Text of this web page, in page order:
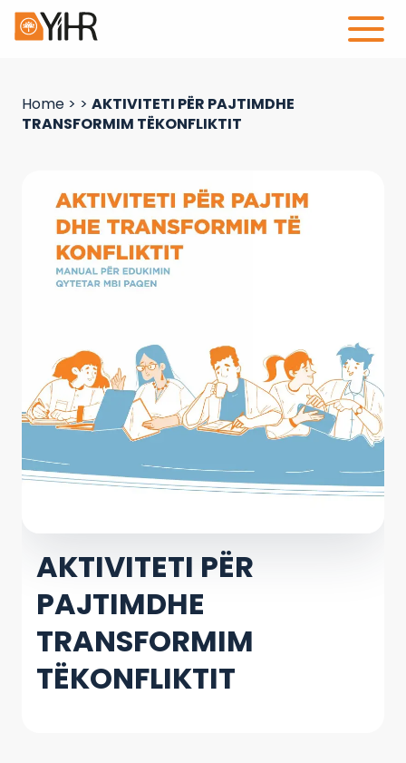
Home > > AKTIVITETI PËR PAJTIMDHE
TRANSFORMIM TËKONFLIKTIT
AKTIVITETI PËR
PAJTIMDHE
TRANSFORMIM
TËKONFLIKTIT